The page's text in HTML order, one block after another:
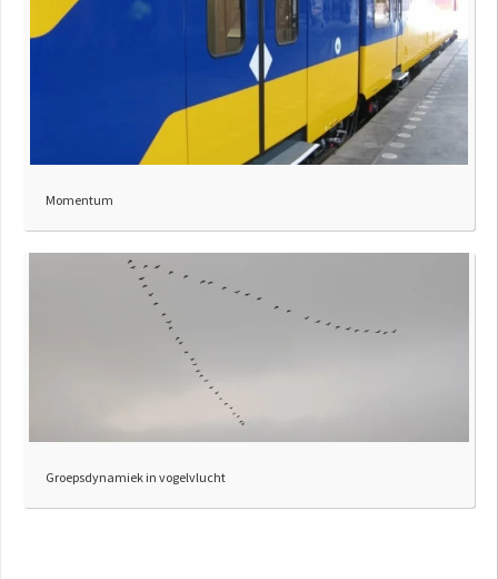
Momentum
Groepsdynamiek in vogelvlucht